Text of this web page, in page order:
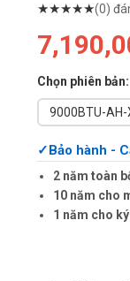
★★★★★(0)
Chọn phiên bản:
9000BTU-AH-
Bảo hành -
2 năm toàn
10 năm cho
1 năm cho